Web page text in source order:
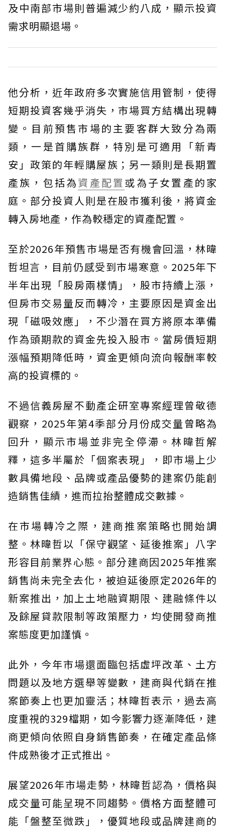
及中南部市場則普遍減少約八成，顯示投資
需求明顯退場。
他分析，近年政府多次實施信用管制，使得
短期投資客幾乎消失，市場買方結構出現轉
變。目前預售市場的主要客群大致分為兩
類，一是首購族群，特別是可適用「新青
安」政策的年輕購屋族；另一類則是長期置
產族，包括為資產配置 或為子女置產的家
庭。部分投資人則是在股市獲利後，將資金
轉入房地產，作為較穩定的資產配置。
至於2026年預售市場是否有機會回溫，林暐
哲坦言，目前仍感受到市場寒意。2025年下
半年出現「股房兩樣情」，股市持續上漲，
但房市交易量反而轉冷，主要原因是資金出
現「磁吸效應」，不少潛在買方將原本準備
作為頭期款的資金先投入股市。當房價短期
漲幅預期降低時，資金更傾向流向報酬率較
高的投資標的。
不過信義房屋不動產企研室專案經理曾敬德
觀察，2025年第4季部分月份成交量曾略為
回升，顯示市場並非完全停滯。林暐哲解
釋，這多半屬於「個案表現」，即市場上少
數具備地段、品牌或產品優勢的建案仍能創
造銷售佳績，進而拉抬整體成交數據。
在市場轉冷之際，建商推案策略也開始調
整。林暐哲以「保守觀望、延後推案」八字
形容目前業界心態。部分建商因2025年推案
銷售尚未完全去化，被迫延後原定2026年的
新案推出，加上土地融資期限、建融條件以
及餘屋貸款限制等政策壓力，均使開發商推
案態度更加謹慎。
此外，今年市場還面臨包括虛坪改革、土方
問題以及地方選舉等變數，建商與代銷在推
案節奏上也更加靈活；林暐哲表示，過去高
度重視的329檔期，如今影響力逐漸降低，建
商更傾向依照自身銷售節奏，在確定產品條
件成熟後才正式推出。
展望2026年市場走勢，林暐哲認為，價格與
成交量可能呈現不同趨勢。價格方面整體可
能「盤整至微跌」，優質地段或品牌建商的